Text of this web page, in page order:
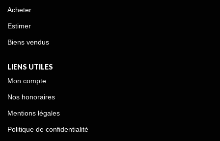
Acheter
Estimer
Biens vendus
LIENS UTILES
Mon compte
Nos honoraires
Mentions légales
Politique de confidentialité